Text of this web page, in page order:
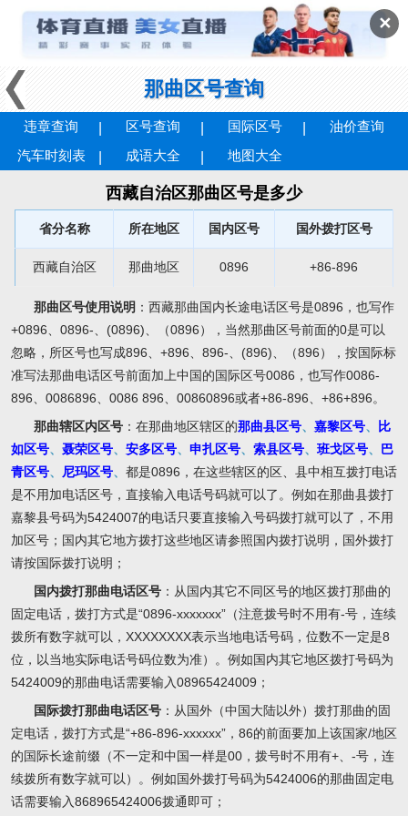
✕
那曲区号查询
违章查询 区号查询 国际区号
油价查询
汽车时刻表
成语大全 地图大全
西藏自治区那曲区号是多少
省分名称 所在地区 国内区号 国外拨打区号
西藏自治区 那曲地区 0896 +86-896
那曲区号使用说明 ：西藏那曲国内长途电话区号是0896，也写作
+0896、0896-、(0896)、（0896），当然那曲区号前面的0是可以
忽略，所区号也写成896、+896、896-、(896)、（896），按国际标
准写法那曲电话区号前面加上中国的国际区号0086，也写作0086-
896、0086896、0086 896、00860896或者+86-896、+86+896。
那曲辖区内区号：在那曲地区辖区的那曲县区号、 嘉黎区号、
比
如区号、 聂荣区号、 安多区号、 申扎区号、 索县区号、 班戈区号、 巴
青区号、 尼玛区号、 都是0896，在这些辖区的区、县中相互拨打电话
是不用加电话区号，直接输入电话号码就可以了。例如在那曲县拨打
嘉黎县号码为5424007的电话只要直接输入号码拨打就可以了，不用
加区号；国内其它地方拨打这些地区请参照国内拨打说明，国外拨打
请按国际拨打说明；
国内拨打那曲电话区号：从国内其它不同区号的地区拨打那曲的
固定电话，拨打方式是“0896-xxxxxxx”（注意拨号时不用有-号，连续
拨所有数字就可以，XXXXXXXX表示当地电话号码，位数不一定是8
位，以当地实际电话号码位数为准）。例如国内其它地区拨打号码为
5424009的那曲电话需要输入08965424009；
国际拨打那曲电话区号：从国外（中国大陆以外）拨打那曲的固
定电话，拨打方式是“+86-896-xxxxxx”，86的前面要加上该国家/地区
的国际长途前缀（不一定和中国一样是00，拨号时不用有+、-号，连
续拨所有数字就可以）。例如国外拨打号码为5424006的那曲固定电
话需要输入868965424006拨通即可；